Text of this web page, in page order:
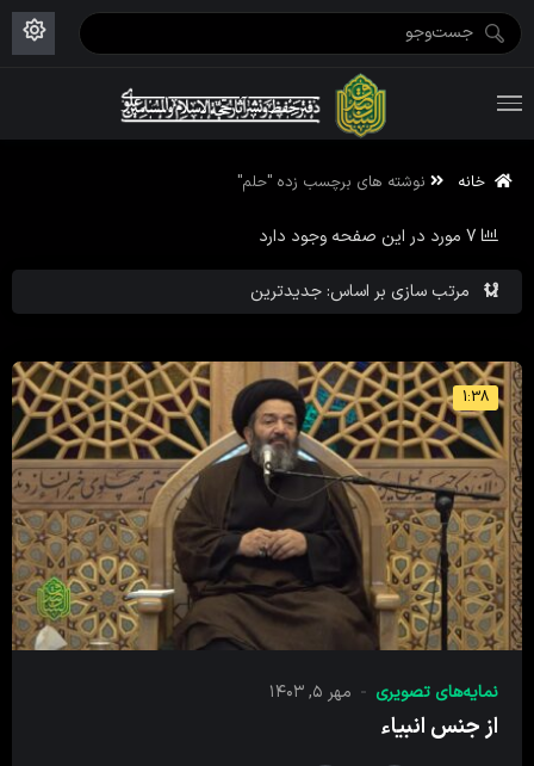
خانه نوشته های برچسب زده "حلم"
مرتب سازی بر اساس: جدیدترین
7 مورد در این صفحه وجود دارد
1:38
نمایه‌های تصویری مهر ۵, ۱۴۰۳
از جنس انبیاء